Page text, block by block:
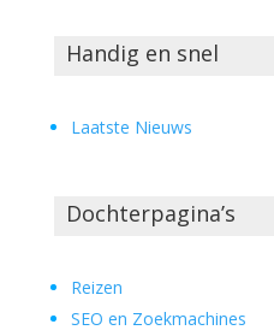
Handig en snel
Laatste Nieuws
Dochterpagina’s
Reizen
SEO en Zoekmachines